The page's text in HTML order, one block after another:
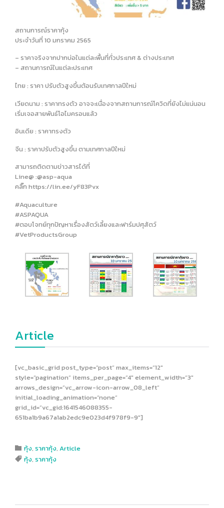
สถานการณ์ราคากุ้ง
ประจำวันที่ 10 มกราคม 2565
– ราคาจริงจากปากบ่อในแต่ละพื้นที่ทั่วประเทศ & ต่างประเทศ
– สถานการณ์ในแต่ละประเทศ
ไทย : ราคา ปรับตัวสูงขึ้นต้อนรับเทศกาลปีใหม่
เวียดนาม : ราคาทรงตัว อาจจะเนื่องจากสถานการณ์โควิดที่ยังไม่แน่นอน
เริ่มเจอสายพันธ์โอไมครอนแล้ว
อินเดีย : ราคาทรงตัว
จีน : ราคาปรับตัวสูงขึ้น ตามเทศกาลปีใหม่
สามารถติดตามข่าวสารได้ที่
Line@ :@asp-aqua
คลิ๊ก https://lin.ee/yF83Pvx
#Aquaculture
#ASPAQUA
#ตอบโจทย์ทุกปัญหาเรื่องสัตว์เลี้ยงและฟาร์มปศุสัตว์
#VetProductsGroup
Article
[vc_basic_grid post_type=”post” max_items=”12″
style=”pagination” items_per_page=”4″ element_width=”3″
arrows_design=”vc_arrow-icon-arrow_08_left”
initial_loading_animation=”none”
grid_id=”vc_gid:1641546088355-
651ba1b9a67a1ab2edc9e023d4f978f9-9″]
 Category
กุ้ง, ราคากุ้ง, Article
 Tags
กุ้ง, ราคากุ้ง